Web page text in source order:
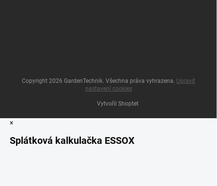
Vytvořil Shoptet
Copyright 2026 GardenTechnik. Všechna práva vyhrazena. Upravit
nastavení cookies
×
Splátková kalkulačka ESSOX